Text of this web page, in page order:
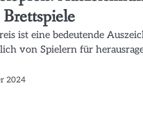
Brettspiele
ist eine bedeutende
von Spielern für
2024